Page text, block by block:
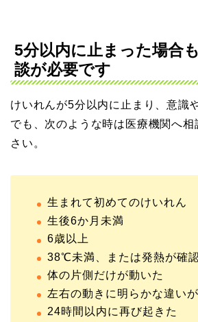
5分以内に止まった場合
談が必要です
けいれんが5分以内に止まり、意識
でも、次のような時は医療機関へ
さい。
生まれて初めてのけいれん
生後6か月未満
6歳以上
38℃未満、または発熱が確
体の片側だけが動いた
左右の動きに明らかな違い
24時間以内に再び起きた